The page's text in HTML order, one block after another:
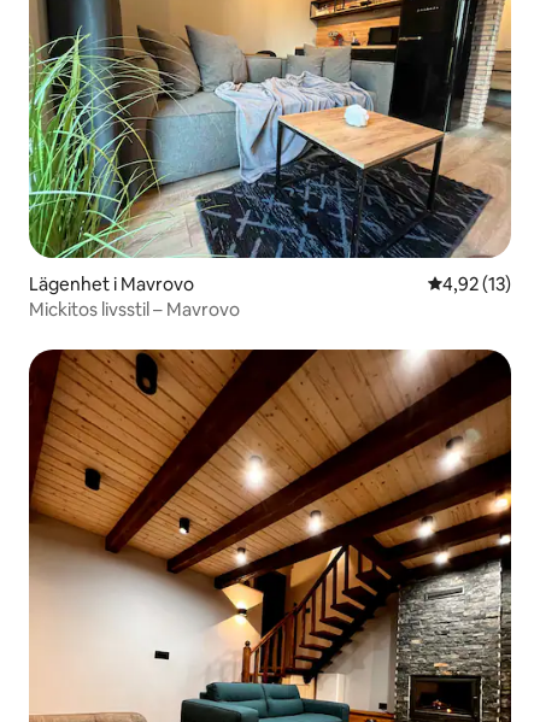
Lägenhet i Mavrovo 4,92 av 5 i
4,92 (13)
Mickitos livsstil – Mavrovo